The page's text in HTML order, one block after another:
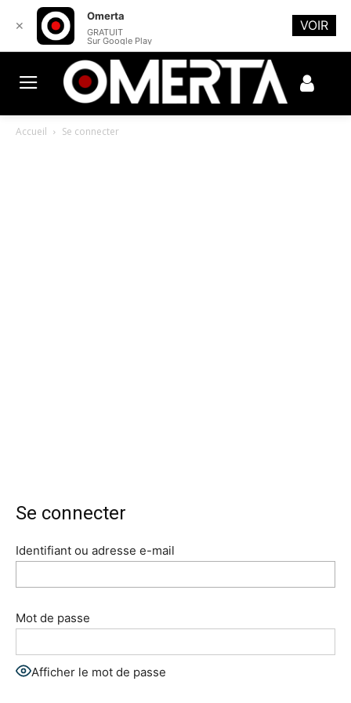
Accueil Se connecter
Se connecter
Identifiant ou adresse e-mail
Mot de passe
Afficher le mot de passe
✕
Omerta
GRATUIT
Sur Google Play
VOIR